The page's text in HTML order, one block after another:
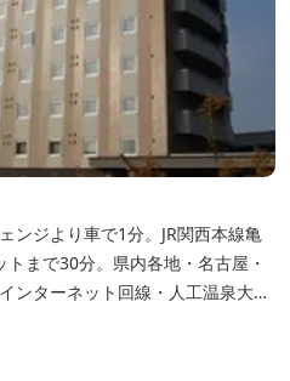
ンジより車で1分。JR関西本線亀
まで30分。県内各地・名古屋・
ンターネット回線・人工温泉大浴